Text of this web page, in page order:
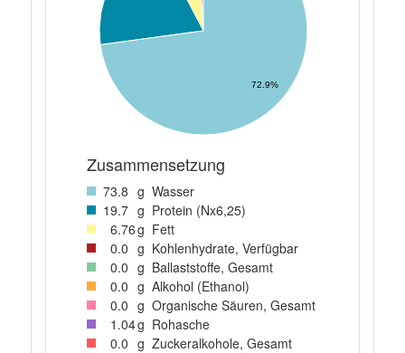
72.9%
Zusammensetzung
73.8 g Wasser
19.7 g Protein (Nx6,25)
6.76g Fett
0.0 g Kohlenhydrate, Verfügbar
0.0 g Ballaststoffe, Gesamt
0.0 g Alkohol (Ethanol)
0.0 g Organische Säuren, Gesamt
1 .04g Rohasche
0.0 g Zuckeralkohole, Gesamt